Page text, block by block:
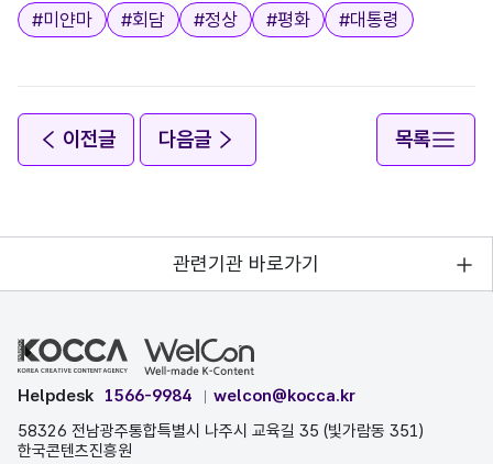
태그
#미얀마 #회담 #정상 #평화 #대통령
이전글 다음글 목록
관련기관 바로가기
Helpdesk 1566-9984
welcon@kocca.kr
58326 전남광주통합특별시 나주시 교육길 35 (빛가람동 351)
한국콘텐츠진흥원